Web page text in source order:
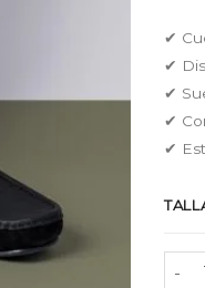
✔
✔
✔
✔
✔